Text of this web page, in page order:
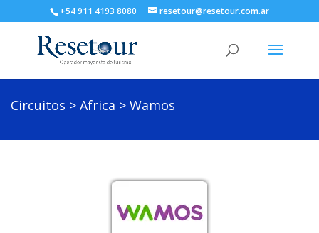
+54 911 4193 8080 resetour@resetour.com.ar
Circuitos > Africa > Wamos